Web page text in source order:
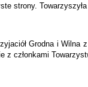
strony.
Grodna i
członkami